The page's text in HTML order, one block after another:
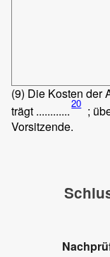
(9) Die Kosten der
trägt ............20 ;
Vorsitzende.